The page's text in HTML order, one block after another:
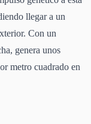
llegar a un
Con un
genera unos
metro cuadrado en